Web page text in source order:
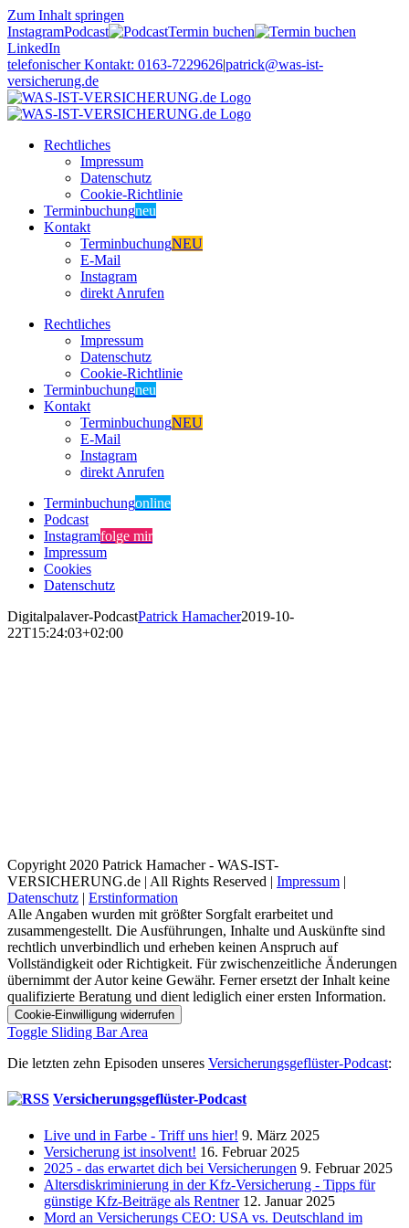
Zum Inhalt springen
InstagramPodcast
Termin buchen
LinkedIn
telefonischer Kontakt: 0163-7229626|patrick@was-ist-
versicherung.de
Rechtliches
Impressum
Datenschutz
Cookie-Richtlinie
Terminbuchungneu
Kontakt
TerminbuchungNEU
E-Mail
Instagram
direkt Anrufen
Rechtliches
Impressum
Datenschutz
Cookie-Richtlinie
Terminbuchungneu
Kontakt
TerminbuchungNEU
E-Mail
Instagram
direkt Anrufen
Terminbuchungonline
Podcast
Instagramfolge mir
Impressum
Cookies
Datenschutz
Digitalpalaver-PodcastPatrick Hamacher2019-10-
22T15:24:03+02:00
Copyright 2020 Patrick Hamacher - WAS-IST-
VERSICHERUNG.de | All Rights Reserved | Impressum |
Datenschutz | Erstinformation
Alle Angaben wurden mit größter Sorgfalt erarbeitet und
zusammengestellt. Die Ausführungen, Inhalte und Auskünfte sind
rechtlich unverbindlich und erheben keinen Anspruch auf
Vollständigkeit oder Richtigkeit. Für zwischenzeitliche Änderungen
übernimmt der Autor keine Gewähr. Ferner ersetzt der Inhalt keine
qualifizierte Beratung und dient lediglich einer ersten Information.
Cookie-Einwilligung widerrufen
Toggle Sliding Bar Area
Die letzten zehn Episoden unseres Versicherungsgeflüster-Podcast:
Versicherungsgeflüster-Podcast
Live und in Farbe - Triff uns hier! 9. März 2025
Versicherung ist insolvent! 16. Februar 2025
2025 - das erwartet dich bei Versicherungen 9. Februar 2025
Altersdiskriminierung in der Kfz-Versicherung - Tipps für
günstige Kfz-Beiträge als Rentner 12. Januar 2025
Mord an Versicherungs CEO: USA vs. Deutschland im